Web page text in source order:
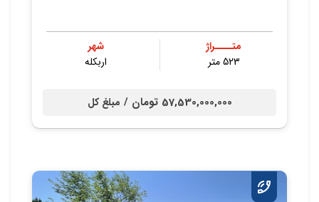
متــــراژ
523 متر
شهر
اربکله
57,530,000,000 تومان / مبلغ کل